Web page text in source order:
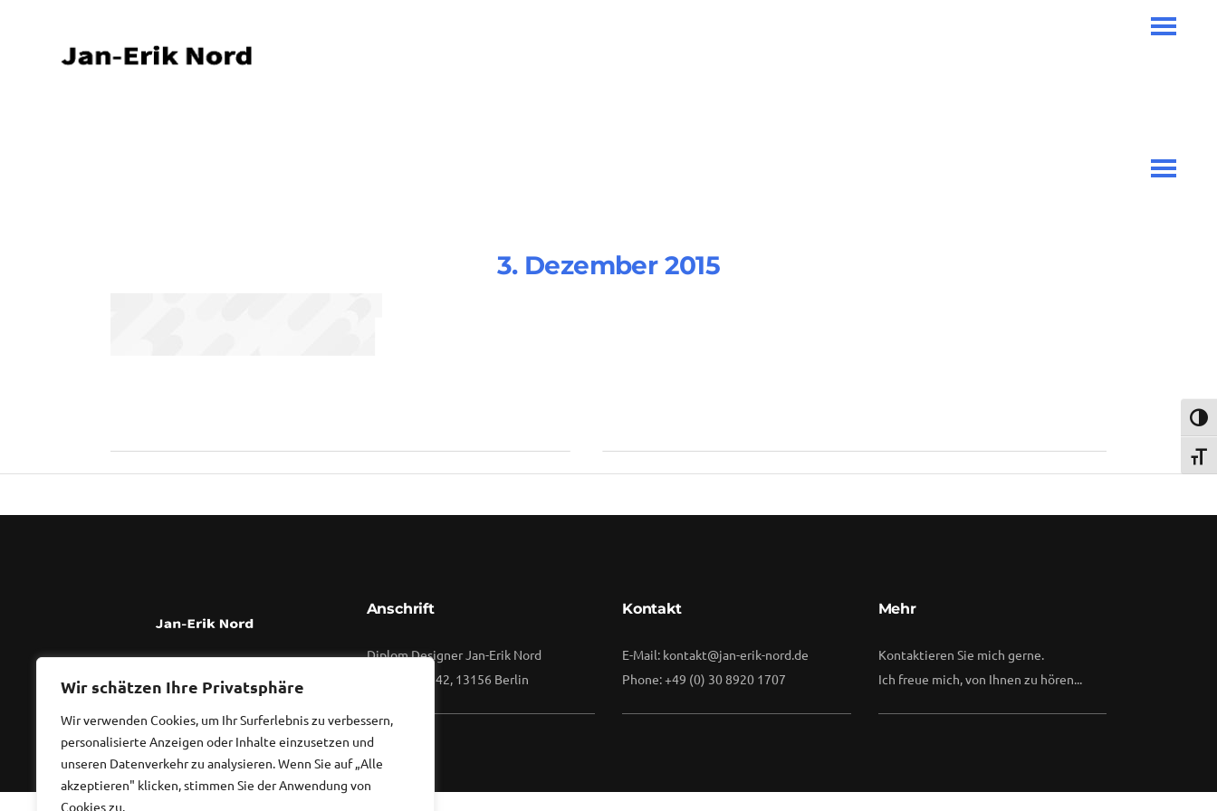
Wir schätzen Ihre Privatsphäre
Wir verwenden Cookies, um Ihr Surferlebnis zu verbessern,
personalisierte Anzeigen oder Inhalte einzusetzen und
unseren Datenverkehr zu analysieren. Wenn Sie auf „Alle
akzeptieren" klicken, stimmen Sie der Anwendung von
Cookies zu.
3. Dezember 2015
Anschrift
Diplom Designer Jan-Erik Nord
Waldstraße 42, 13156 Berlin
Kontakt
E-Mail: kontakt@jan-erik-nord.de
Phone: +49 (0) 30 8920 1707
Mehr
Kontaktieren Sie mich gerne.
Ich freue mich, von Ihnen zu hören...